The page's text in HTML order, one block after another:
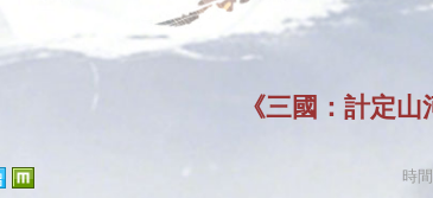
《三國：計定
時